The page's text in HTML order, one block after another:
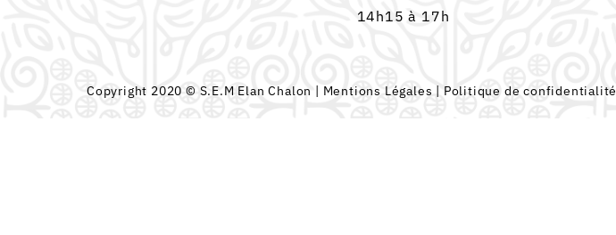
14h15 à 17h
Copyright 2020 © S.E.M Elan Chalon | Mentions Légales | Politique de confidentialité